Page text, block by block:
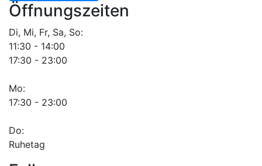
Öffnungszeiten
Di, Mi, Fr, Sa, So:
11:30 - 14:00
17:30 - 23:00
Mo:
17:30 - 23:00
Do:
Ruhetag